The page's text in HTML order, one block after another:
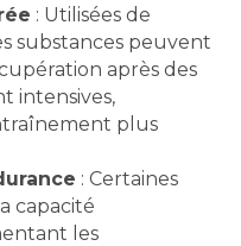
: Utilisées de
substances peuvent
après des
intensives,
plus
: Certaines
capacité
les